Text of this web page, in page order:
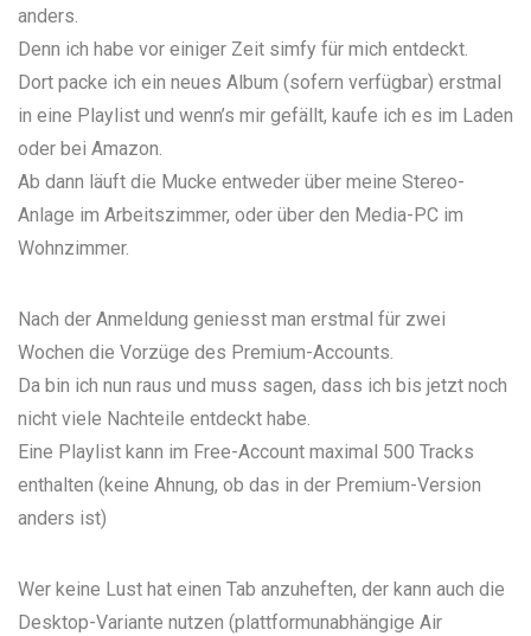
anders.
Denn ich habe vor einiger Zeit simfy für mich entdeckt.
Dort packe ich ein neues Album (sofern verfügbar) erstmal
in eine Playlist und wenn’s mir gefällt, kaufe ich es im Laden
oder bei Amazon.
Ab dann läuft die Mucke entweder über meine Stereo-
Anlage im Arbeitszimmer, oder über den Media-PC im
Wohnzimmer.
Nach der Anmeldung geniesst man erstmal für zwei
Wochen die Vorzüge des Premium-Accounts.
Da bin ich nun raus und muss sagen, dass ich bis jetzt noch
nicht viele Nachteile entdeckt habe.
Eine Playlist kann im Free-Account maximal 500 Tracks
enthalten (keine Ahnung, ob das in der Premium-Version
anders ist)
Wer keine Lust hat einen Tab anzuheften, der kann auch die
Desktop-Variante nutzen (plattformunabhängige Air